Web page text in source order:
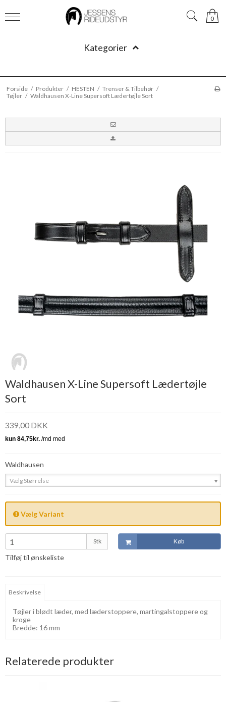
0
Kategorier
Forside / Produkter / HESTEN / Trenser & Tilbehør /
Tøjler / Waldhausen X-Line Supersoft Lædertøjle Sort
Waldhausen X-Line Supersoft Lædertøjle
Sort
339,00 DKK
Waldhausen
Vælg Størrelse
Vælg Variant
Stk Køb
Tilføj til ønskeliste
Beskrivelse
Tøjler i blødt læder, med læderstoppere, martingalstoppere og
kroge
Bredde: 16 mm
Relaterede produkter